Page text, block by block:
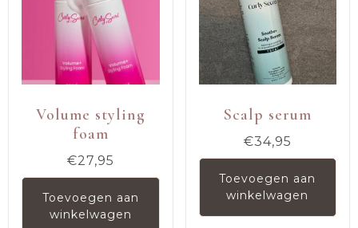
Volume styling
foam
€27,95
Toevoegen aan
winkelwagen
Scalp serum
€34,95
Toevoegen aan
winkelwagen